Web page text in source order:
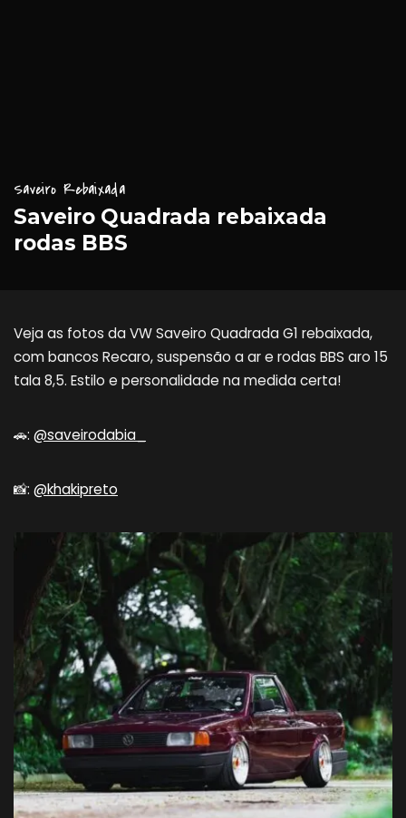
Saveiro Rebaixada
Saveiro Quadrada rebaixada
rodas BBS
Veja as fotos da VW Saveiro Quadrada G1 rebaixada,
com bancos Recaro, suspensão a ar e rodas BBS aro 15
tala 8,5. Estilo e personalidade na medida certa!
🚗: @saveirodabia_
📸: @khakipreto